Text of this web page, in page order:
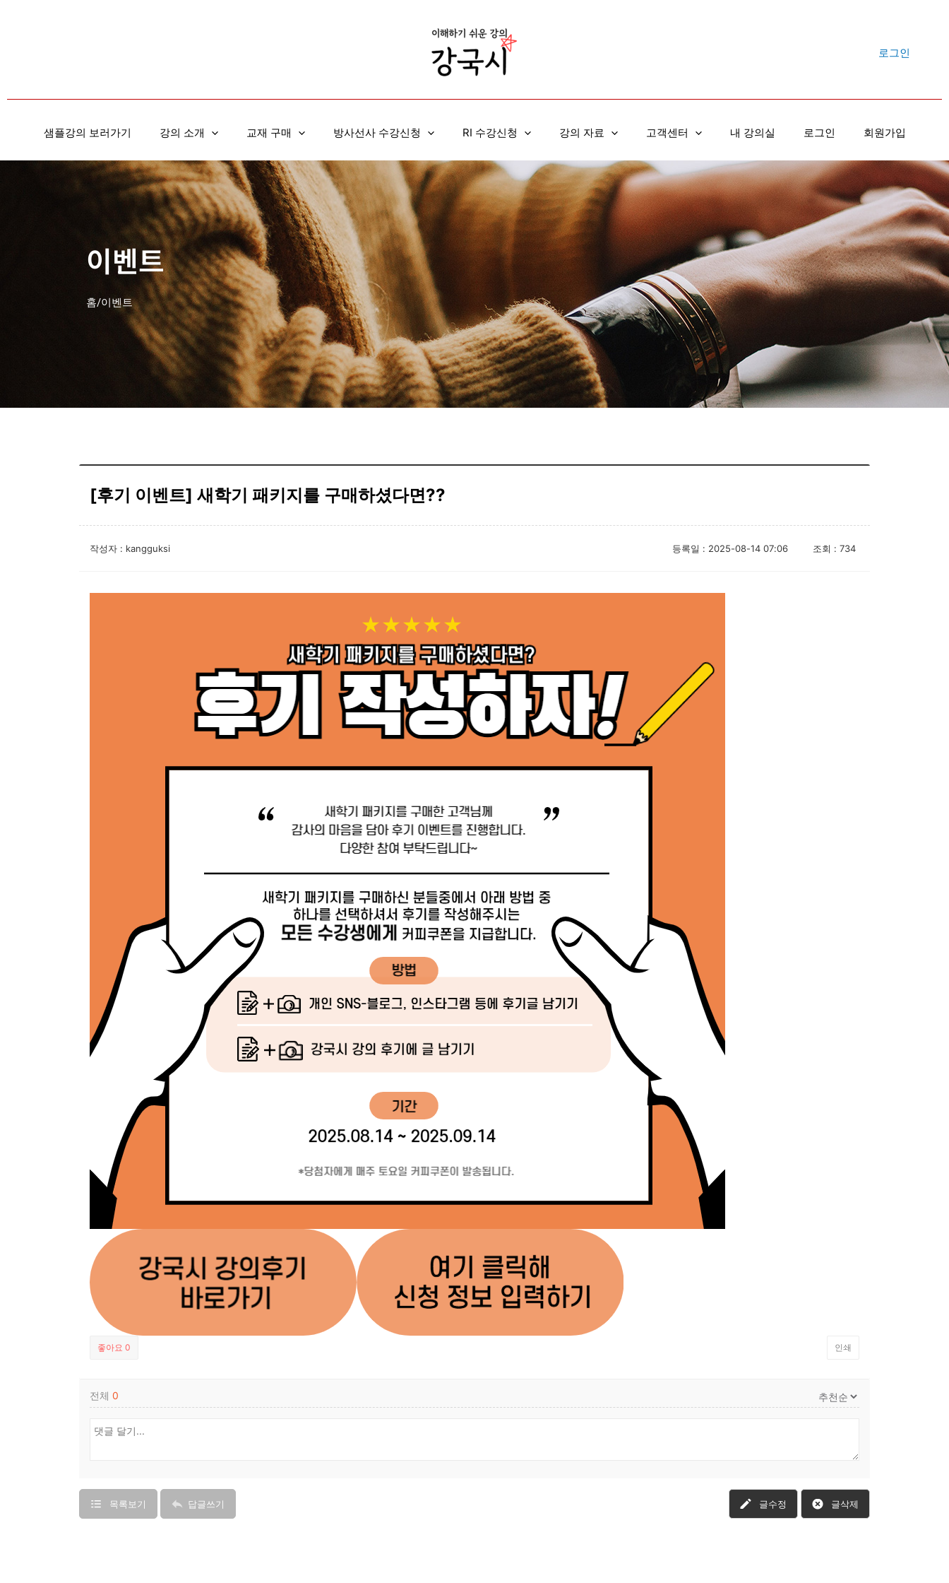
너
로그인
샘플강의 보러가기 강의 소개 교재 구매 방사선사 수강신청 RI 수강신청 강의 자료 고객센터 내 강의실 로그인 회원가입
이벤트
홈/이벤트
[후기 이벤트] 새학기 패키지를 구매하셨다면??
조회 : 734
등록일 : 2025-08-14 07:06
작성자 : kangguksi
좋아요 0 인쇄
전체 0
목록보기 답글쓰기 글수정 글삭제